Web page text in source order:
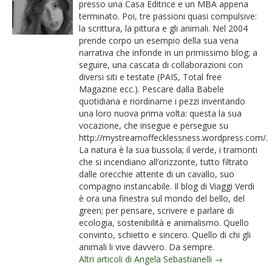
presso una Casa Editrice e un MBA appena
terminato. Poi, tre passioni quasi compulsive:
la scrittura, la pittura e gli animali. Nel 2004
prende corpo un esempio della sua vena
narrativa che infonde in un primissimo blog; a
seguire, una cascata di collaborazioni con
diversi siti e testate (PAIS, Total free
Magazine ecc.). Pescare dalla Babele
quotidiana e riordinarne i pezzi inventando
una loro nuova prima volta: questa la sua
vocazione, che insegue e persegue su
http://mystreamoffecklessness.wordpress.com/.
La natura è la sua bussola; il verde, i tramonti
che si incendiano all’orizzonte, tutto filtrato
dalle orecchie attente di un cavallo, suo
compagno instancabile. Il blog di Viaggi Verdi
è ora una finestra sul mondo del bello, del
green; per pensare, scrivere e parlare di
ecologia, sostenibilità e animalismo. Quello
convinto, schietto e sincero. Quello di chi gli
animali li vive davvero. Da sempre.
Altri articoli di Angela Sebastianelli →